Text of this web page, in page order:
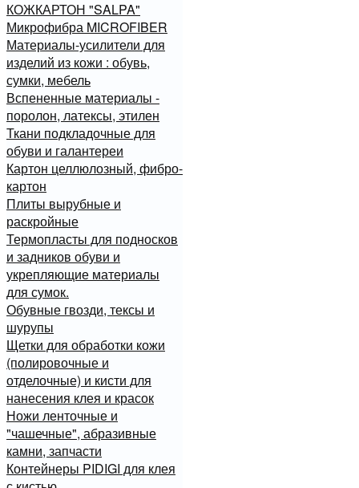
КОЖКАРТОН "SALPA"
Микрофибра MICROFIBER
Материалы-усилители для
изделий из кожи : обувь,
сумки, мебель
Вспененные материалы -
поролон, латексы, этилен
Ткани подкладочные для
обуви и галантереи
Картон целлюлозный, фибро-
картон
Плиты вырубные и
раскройные
Термопласты для подносков
и задников обуви и
укрепляющие материалы
для сумок.
Обувные гвозди, тексы и
шурупы
Щетки для обработки кожи
(полировочные и
отделочные) и кисти для
нанесения клея и красок
Ножи ленточные и
"чашечные", абразивные
камни, запчасти
Контейнеры PIDIGI для клея